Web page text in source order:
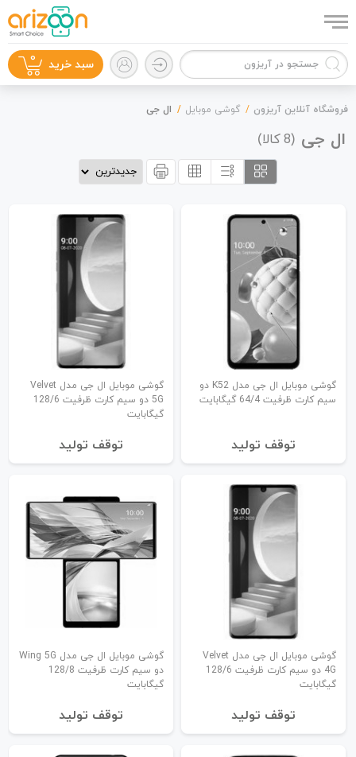
لوازم جانبی
سبد خرید 0
فروشگاه آنلاین آریزون گوشی موبایل ال جی
ال جی (
8کالا)
گوشی موبایل ال جی مدل K52 دو
سیم کارت ظرفیت 64/4 گیگابایت
توقف تولید
گوشی موبایل ال جی مدل Velvet
5G دو سیم کارت ظرفیت 128/6
گیگابایت
توقف تولید
گوشی موبایل ال جی مدل Velvet
4G دو سیم کارت ظرفیت 128/6
گیگابایت
توقف تولید
گوشی موبایل ال جی مدل Wing 5G
دو سیم‌ کارت ظرفیت 128/8
گیگابایت
توقف تولید